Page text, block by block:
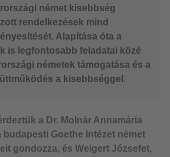
német kisebbség
rendelkezések mind
Alapítása óta a
is legfontosabb feladatai közé
németek támogatása és a
a kisebbséggel.
a Dr. Molnár Annamária
budapesti Goethe Intézet német
gondozza, és Weigert Józsefet,